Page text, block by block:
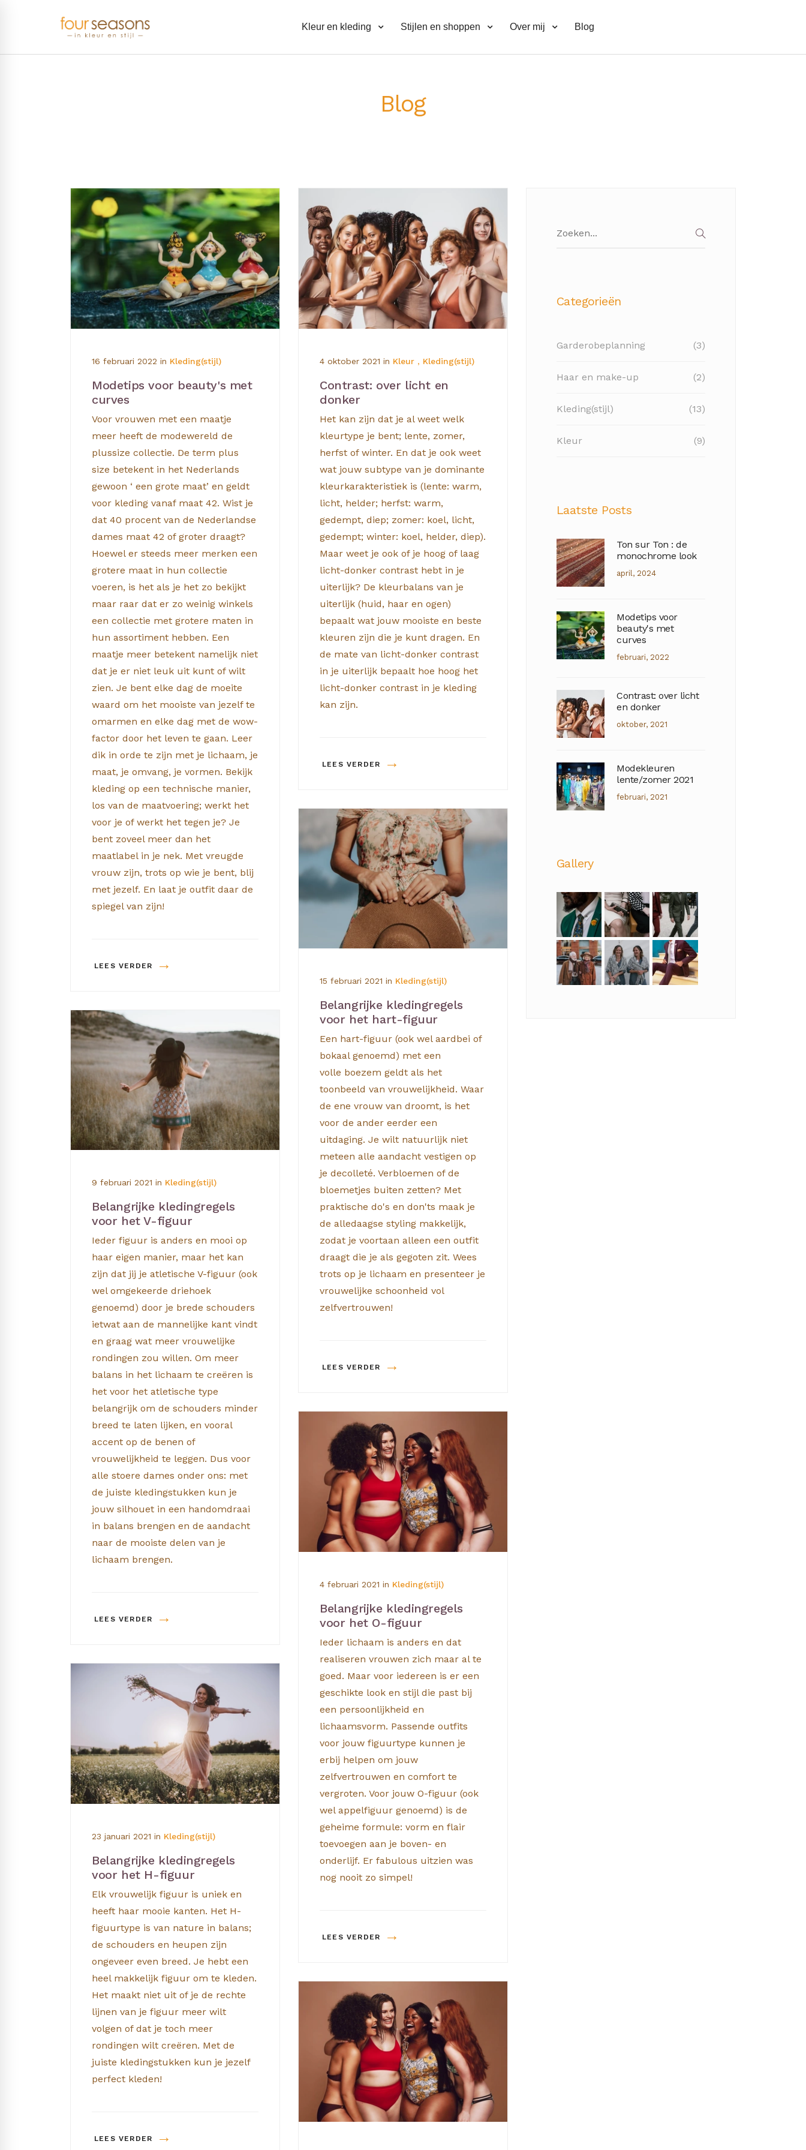
Kleur en kleding Stijlen en shoppen Over mij Blog
Blog
16 februari 2022 in Kleding(stijl)
Modetips voor beauty's met
curves
Voor vrouwen met een maatje
meer heeft de modewereld de
plussize collectie. De term plus
size betekent in het Nederlands
gewoon ‘ een grote maat’ en geldt
voor kleding vanaf maat 42. Wist je
dat 40 procent van de Nederlandse
dames maat 42 of groter draagt?
Hoewel er steeds meer merken een
grotere maat in hun collectie
voeren, is het als je het zo bekijkt
maar raar dat er zo weinig winkels
een collectie met grotere maten in
hun assortiment hebben. Een
maatje meer betekent namelijk niet
dat je er niet leuk uit kunt of wilt
zien. Je bent elke dag de moeite
waard om het mooiste van jezelf te
omarmen en elke dag met de wow-
factor door het leven te gaan. Leer
dik in orde te zijn met je lichaam, je
maat, je omvang, je vormen. Bekijk
kleding op een technische manier,
los van de maatvoering; werkt het
voor je of werkt het tegen je? Je
bent zoveel meer dan het
maatlabel in je nek. Met vreugde
vrouw zijn, trots op wie je bent, blij
met jezelf. En laat je outfit daar de
spiegel van zijn!
LEES VERDER →
4 oktober 2021 in Kleur , Kleding(stijl)
Contrast: over licht en
donker
Het kan zijn dat je al weet welk
kleurtype je bent; lente, zomer,
herfst of winter. En dat je ook weet
wat jouw subtype van je dominante
kleurkarakteristiek is (lente: warm,
licht, helder; herfst: warm,
gedempt, diep; zomer: koel, licht,
gedempt; winter: koel, helder, diep).
Maar weet je ook of je hoog of laag
licht-donker contrast hebt in je
uiterlijk? De kleurbalans van je
uiterlijk (huid, haar en ogen)
bepaalt wat jouw mooiste en beste
kleuren zijn die je kunt dragen. En
de mate van licht-donker contrast
in je uiterlijk bepaalt hoe hoog het
licht-donker contrast in je kleding
kan zijn.
LEES VERDER →
15 februari 2021 in Kleding(stijl)
Belangrijke kledingregels
voor het hart-figuur
Een hart-figuur (ook wel aardbei of
bokaal genoemd) met een
volle boezem geldt als het
toonbeeld van vrouwelijkheid. Waar
de ene vrouw van droomt, is het
voor de ander eerder een
uitdaging. Je wilt natuurlijk niet
meteen alle aandacht vestigen op
je decolleté. Verbloemen of de
bloemetjes buiten zetten? Met
praktische do's en don'ts maak je
de alledaagse styling makkelijk,
zodat je voortaan alleen een outfit
draagt die je als gegoten zit. Wees
trots op je lichaam en presenteer je
vrouwelijke schoonheid vol
zelfvertrouwen!
LEES VERDER →
9 februari 2021 in Kleding(stijl)
Belangrijke kledingregels
voor het V-figuur
Ieder figuur is anders en mooi op
haar eigen manier, maar het kan
zijn dat jij je atletische V-figuur (ook
wel omgekeerde driehoek
genoemd) door je brede schouders
ietwat aan de mannelijke kant vindt
en graag wat meer vrouwelijke
rondingen zou willen. Om meer
balans in het lichaam te creëren is
het voor het atletische type
belangrijk om de schouders minder
breed te laten lijken, en vooral
accent op de benen of
vrouwelijkheid te leggen. Dus voor
alle stoere dames onder ons: met
de juiste kledingstukken kun je
jouw silhouet in een handomdraai
in balans brengen en de aandacht
naar de mooiste delen van je
lichaam brengen.
LEES VERDER →
4 februari 2021 in Kleding(stijl)
Belangrijke kledingregels
voor het O-figuur
Ieder lichaam is anders en dat
realiseren vrouwen zich maar al te
goed. Maar voor iedereen is er een
geschikte look en stijl die past bij
een persoonlijkheid en
lichaamsvorm. Passende outfits
voor jouw figuurtype kunnen je
erbij helpen om jouw
zelfvertrouwen en comfort te
vergroten. Voor jouw O-figuur (ook
wel appelfiguur genoemd) is de
geheime formule: vorm en flair
toevoegen aan je boven- en
onderlijf. Er fabulous uitzien was
nog nooit zo simpel!
LEES VERDER →
23 januari 2021 in Kleding(stijl)
Belangrijke kledingregels
voor het H-figuur
Elk vrouwelijk figuur is uniek en
heeft haar mooie kanten. Het H-
figuurtype is van nature in balans;
de schouders en heupen zijn
ongeveer even breed. Je hebt een
heel makkelijk figuur om te kleden.
Het maakt niet uit of je de rechte
lijnen van je figuur meer wilt
volgen of dat je toch meer
rondingen wilt creëren. Met de
juiste kledingstukken kun je jezelf
perfect kleden!
LEES VERDER →
Categorieën
Garderobeplanning (3)
Haar en make-up (2)
Kleding(stijl) (13)
Kleur (9)
Laatste Posts
Ton sur Ton : de
monochrome look
april, 2024
Modetips voor
beauty's met
curves
februari, 2022
Contrast: over licht
en donker
oktober, 2021
Modekleuren
lente/zomer 2021
februari, 2021
Gallery